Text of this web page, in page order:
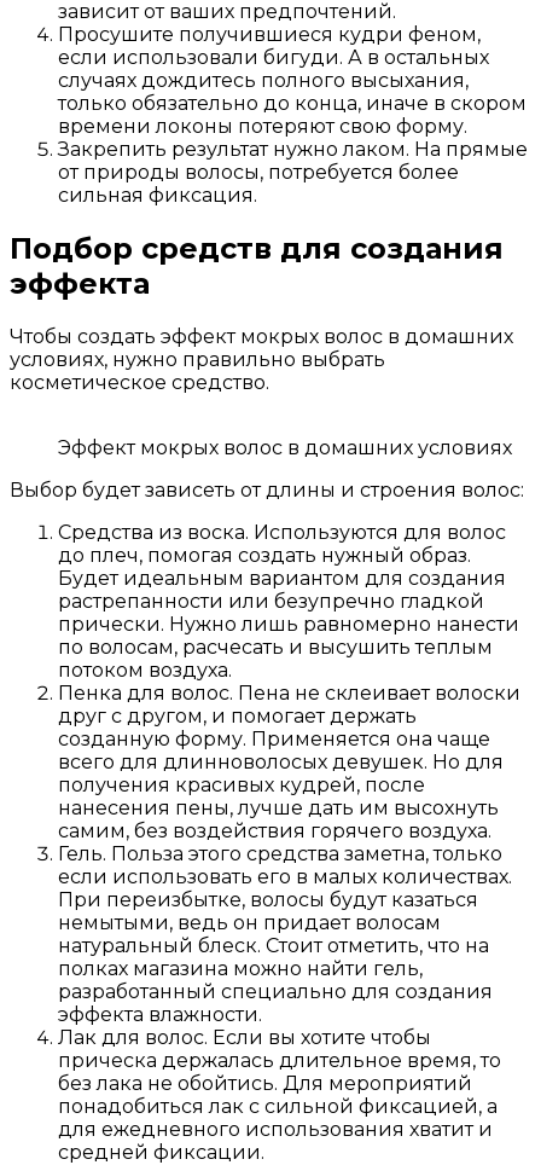
зависит от ваших предпочтений.
Просушите получившиеся кудри феном,
если использовали бигуди. А в остальных
случаях дождитесь полного высыхания,
только обязательно до конца, иначе в скором
времени локоны потеряют свою форму.
Закрепить результат нужно лаком. На прямые
от природы волосы, потребуется более
сильная фиксация.
Подбор средств для создания
эффекта
Чтобы создать эффект мокрых волос в домашних
условиях, нужно правильно выбрать
косметическое средство.
Эффект мокрых волос в домашних условиях
Выбор будет зависеть от длины и строения волос:
Средства из воска. Используются для волос
до плеч, помогая создать нужный образ.
Будет идеальным вариантом для создания
растрепанности или безупречно гладкой
прически. Нужно лишь равномерно нанести
по волосам, расчесать и высушить теплым
потоком воздуха.
Пенка для волос. Пена не склеивает волоски
друг с другом, и помогает держать
созданную форму. Применяется она чаще
всего для длинноволосых девушек. Но для
получения красивых кудрей, после
нанесения пены, лучше дать им высохнуть
самим, без воздействия горячего воздуха.
Гель. Польза этого средства заметна, только
если использовать его в малых количествах.
При переизбытке, волосы будут казаться
немытыми, ведь он придает волосам
натуральный блеск. Стоит отметить, что на
полках магазина можно найти гель,
разработанный специально для создания
эффекта влажности.
Лак для волос. Если вы хотите чтобы
прическа держалась длительное время, то
без лака не обойтись. Для мероприятий
понадобиться лак с сильной фиксацией, а
для ежедневного использования хватит и
средней фиксации.